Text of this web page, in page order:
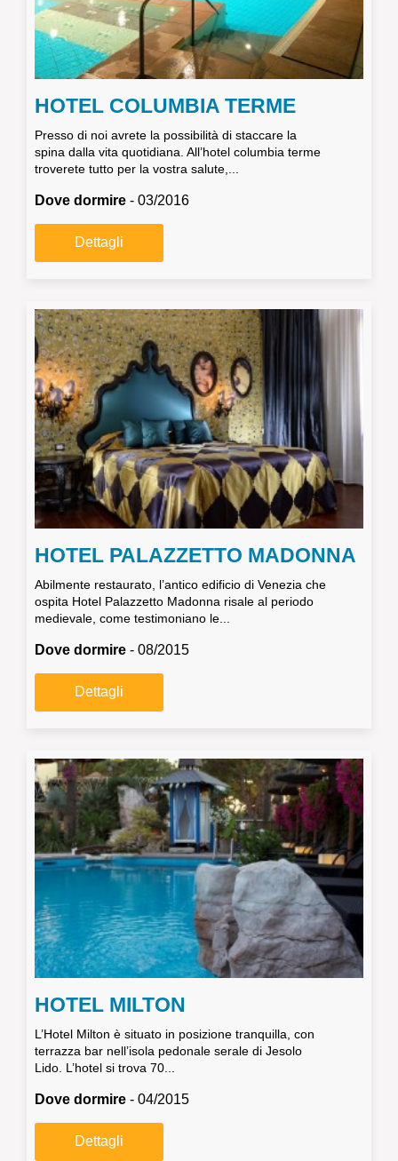
HOTEL COLUMBIA TERME
Presso di noi avrete la possibilità di staccare la
spina dalla vita quotidiana. All’hotel columbia terme
troverete tutto per la vostra salute,...
Dove dormire - 03/2016
Dettagli
HOTEL PALAZZETTO MADONNA
Abilmente restaurato, l’antico edificio di Venezia che
ospita Hotel Palazzetto Madonna risale al periodo
medievale, come testimoniano le...
Dove dormire - 08/2015
Dettagli
HOTEL MILTON
L’Hotel Milton è situato in posizione tranquilla, con
terrazza bar nell’isola pedonale serale di Jesolo
Lido. L’hotel si trova 70...
Dove dormire - 04/2015
Dettagli